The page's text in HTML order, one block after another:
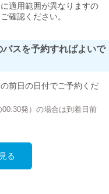
適用範囲が異なりますの
確認ください。
スを予約すればよいで
前日の日付でご予約くだ
発）の場合は到着日前
る